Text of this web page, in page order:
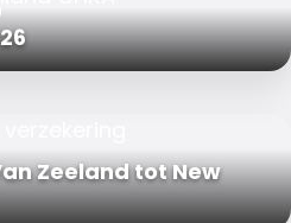
Zeeland tot New